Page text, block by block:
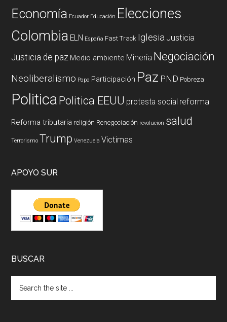
Economía Ecuador Educación Elecciones
Colombia ELN España Fast Track Iglesia Justicia
Justicia de paz Medio ambiente Mineria Negociación
Neoliberalismo Papa Participación Paz PND Pobreza
PoliticaPolitica EEUU protesta social reforma
Reforma tributaria religión Renegociación revolucion salud
Terrorismo Trump Venezuela Victimas
APOYO SUR
BUSCAR